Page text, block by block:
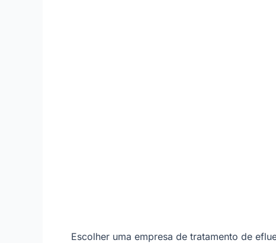
Escolher uma empresa de tratamento de